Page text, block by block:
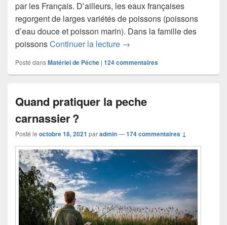
par les Français. D’ailleurs, les eaux françaises
regorgent de larges variétés de poissons (poissons
d’eau douce et poisson marin). Dans la famille des
poissonsContinuer la lecture Qu’est ce que la pêche au
→
Posté dansMatériel de Pêche | 124commentaires
Quand pratiquer la peche
carnassier ?
Posté le octobre 18, 2021 paradmin—174 commentaires ↓